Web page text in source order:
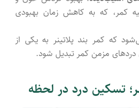
کمر، که به کاهش زمان بهبودی
که کمر بند پلاتینر به یکی از
دردهای مزمن کمر تبدیل شود.
تسکین درد در لحظه